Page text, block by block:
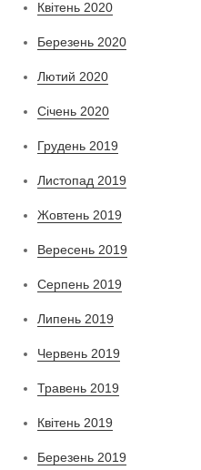
Квітень 2020
Березень 2020
Лютий 2020
Січень 2020
Грудень 2019
Листопад 2019
Жовтень 2019
Вересень 2019
Серпень 2019
Липень 2019
Червень 2019
Травень 2019
Квітень 2019
Березень 2019